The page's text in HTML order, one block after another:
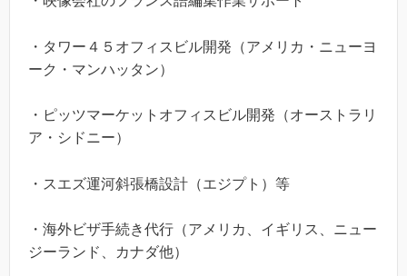
・タワー４５オフィスビル開発（アメリカ・ニューヨ
ーク・マンハッタン）
・ピッツマーケットオフィスビル開発（オーストラリ
ア・シドニー）
・スエズ運河斜張橋設計（エジプト）等
・海外ビザ手続き代行（アメリカ、イギリス、ニュー
ジーランド、カナダ他）